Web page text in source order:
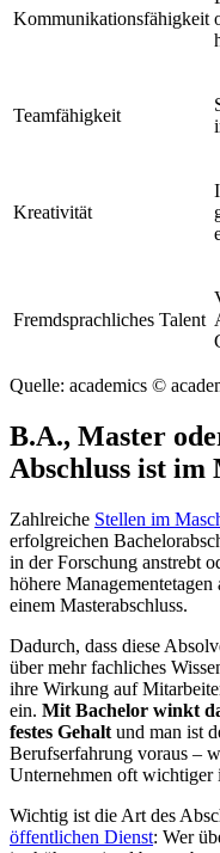
Kommunikationsfähigkeit
Teamfähigkeit
Kreativität
Fremdsprachliches Talent
Quelle: academics ©
B.A., Master
Abschluss ist im
Zahlreiche Stellen im
erfolgreichen
in der Forschung anstrebt
höhere
einem Masterabschluss.
Dadurch, dass diese
über mehr fachliches
ihre Wirkung auf
ein. Mit Bachelor winkt
festes Gehalt und man ist
Berufserfahrung voraus –
Unternehmen oft wichtiger
Wichtig ist die Art des
öffentlichen Dienst: Wer